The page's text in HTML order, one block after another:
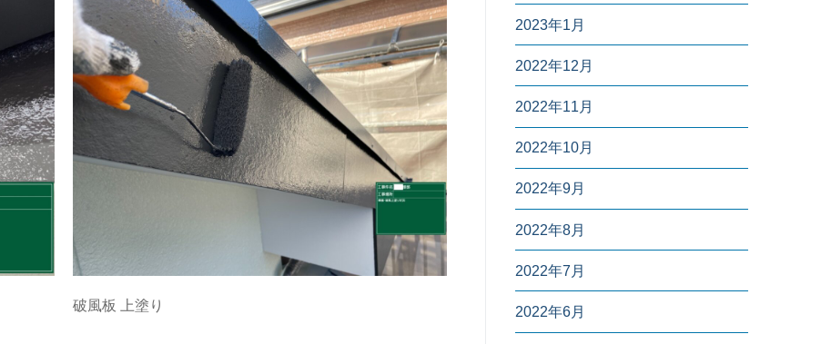
破風板 上塗り
2023年1月
2022年12月
2022年11月
2022年10月
2022年9月
2022年8月
2022年7月
2022年6月